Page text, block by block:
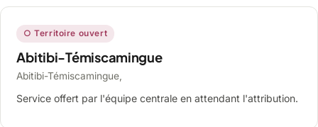
○ Territoire ouvert
Abitibi-Témiscamingue
Abitibi-Témiscamingue,
Service offert par l'équipe centrale en attendant l'attribution.